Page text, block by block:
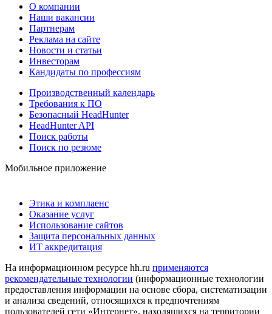
О компании
Наши вакансии
Партнерам
Реклама на сайте
Новости и статьи
Инвесторам
Кандидаты по профессиям
Производственный календарь
Требования к ПО
Безопасный HeadHunter
HeadHunter API
Поиск работы
Поиск по резюме
Мобильное приложение
Этика и комплаенс
Оказание услуг
Использование сайтов
Защита персональных данных
ИТ аккредитация
На информационном ресурсе hh.ru применяются
рекомендательные технологии (информационные технологии
предоставления информации на основе сбора, систематизации
и анализа сведений, относящихся к предпочтениям
пользователей сети «Интернет», находящихся на территории